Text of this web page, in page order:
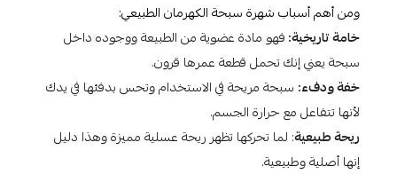
ومن أهم أسباب شهرة سبحة الكهرمان الطبيعي:
خامة تاريخية:فهو مادة عضوية من الطبيعة ووجوده داخل
سبحة يعني إنك تحمل قطعة عمرها قرون.
خفة ودفء:سبحة مريحة في الاستخدام وتحس بدفئها في يدك
لأنها تتفاعل مع حرارة الجسم.
ريحة طبيعية: لما تحركها تظهر ريحة عسلية مميزة وهذا دليل
إنها أصلية وطبيعية.